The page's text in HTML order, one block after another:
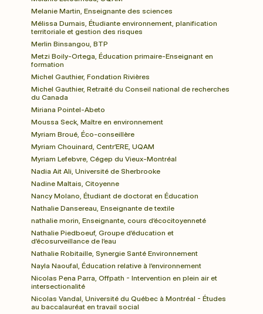
Melanie Martin, Enseignante des sciences
Mélissa Dumais, Étudiante environnement, planification
territoriale et gestion des risques
Merlin Binsangou, BTP
Metzi Boily-Ortega, Éducation primaire-Enseignant en
formation
Michel Gauthier, Fondation Rivières
Michel Gauthier, Retraité du Conseil national de recherches
du Canada
Miriana Pointel-Abeto
Moussa Seck, Maître en environnement
Myriam Broué, Éco-conseillère
Myriam Chouinard, Centr’ERE, UQAM
Myriam Lefebvre, Cégep du Vieux-Montréal
Nadia Ait Ali, Université de Sherbrooke
Nadine Maltais, Citoyenne
Nancy Molano, Étudiant de doctorat en Éducation
Nathalie Dansereau, Enseignante de textile
nathalie morin, Enseignante, cours d’écocitoyenneté
Nathalie Piedboeuf, Groupe d’éducation et
d’écosurveillance de l’eau
Nathalie Robitaille, Synergie Santé Environnement
Nayla Naoufal, Éducation relative à l’environnement
Nicolas Pena Parra, Offpath - Intervention en plein air et
intersectionalité
Nicolas Vandal, Université du Québec à Montréal - Études
au baccalauréat en travail social